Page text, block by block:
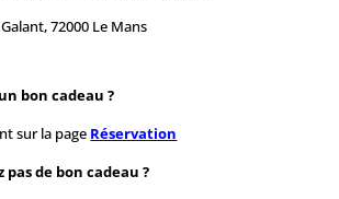
72000 Le Mans
bon cadeau ?
sur la page Réservation
de bon cadeau ?